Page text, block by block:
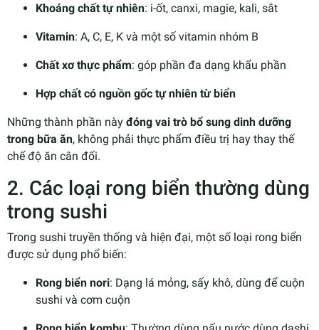
Khoáng chất tự nhiên: i-ốt, canxi, magie, kali, sắt
Vitamin: A, C, E, K và một số vitamin nhóm B
Chất xơ thực phẩm: góp phần đa dạng khẩu phần
Hợp chất có nguồn gốc tự nhiên từ biển
Những thành phần này đóng vai trò bổ sung dinh dưỡng
trong bữa ăn, không phải thực phẩm điều trị hay thay thế
chế độ ăn cân đối.
2. Các loại rong biển thường dùng
trong sushi
Trong sushi truyền thống và hiện đại, một số loại rong biển
được sử dụng phổ biến:
Rong biển nori: Dạng lá mỏng, sấy khô, dùng để cuộn
sushi và cơm cuộn